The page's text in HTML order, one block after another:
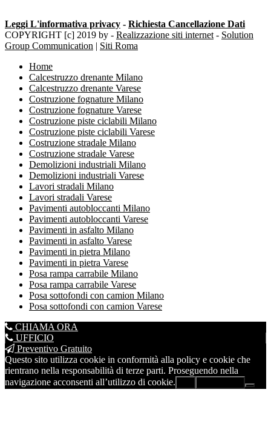
Leggi L'informativa privacy - Richiesta Cancellazione Dati
COPYRIGHT [c] 2019 by - Realizzazione siti internet - Solution
Group Communication | Siti Roma
Home
Calcestruzzo drenante Milano
Calcestruzzo drenante Varese
Costruzione fognature Milano
Costruzione fognature Varese
Costruzione piste ciclabili Milano
Costruzione piste ciclabili Varese
Costruzione stradale Milano
Costruzione stradale Varese
Demolizioni industriali Milano
Demolizioni industriali Varese
Lavori stradali Milano
Lavori stradali Varese
Pavimenti autobloccanti Milano
Pavimenti autobloccanti Varese
Pavimenti in asfalto Milano
Pavimenti in asfalto Varese
Pavimenti in pietra Milano
Pavimenti in pietra Varese
Posa rampa carrabile Milano
Posa rampa carrabile Varese
Posa sottofondi con camion Milano
Posa sottofondi con camion Varese
CHIAMA ORA
UFFICIO
Preventivo Gratuito
Questo sito utilizza cookie in conformità alla policy e cookie che
rientrano nella responsabilità di terze parti. Proseguendo nella
navigazione acconsenti all’utilizzo di cookie.